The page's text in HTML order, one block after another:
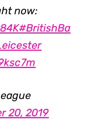
now:
#BritishBa
20, 2019